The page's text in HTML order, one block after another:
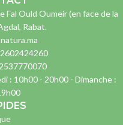
Fal Ould Oumeir (en face de la
Rabat.
: 10h00 - 20h00 - Dimanche :